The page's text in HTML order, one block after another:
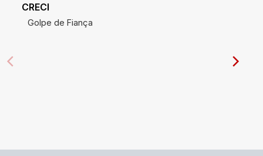
CRECI
Golpe de Fiança